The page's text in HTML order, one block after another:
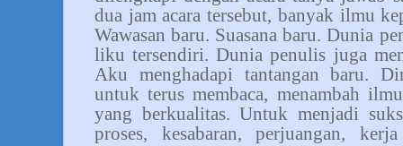
dua jam acara tersebut, banyak ilmu
Wawasan baru. Suasana baru. Dunia
liku tersendiri. Dunia penulis juga
Aku menghadapi tantangan baru.
untuk terus membaca, menambah
yang berkualitas. Untuk menjadi
proses, kesabaran, perjuangan,